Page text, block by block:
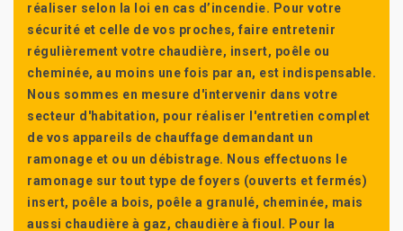
réaliser selon la loi en cas d’incendie. Pour votre
sécurité et celle de vos proches, faire entretenir
régulièrement votre chaudière, insert, poêle ou
cheminée, au moins une fois par an, est indispensable.
Nous sommes en mesure d'intervenir dans votre
secteur d'habitation, pour réaliser l'entretien complet
de vos appareils de chauffage demandant un
ramonage et ou un débistrage. Nous effectuons le
ramonage sur tout type de foyers (ouverts et fermés)
insert, poêle a bois, poêle a granulé, cheminée, mais
aussi chaudière à gaz, chaudière à fioul. Pour la